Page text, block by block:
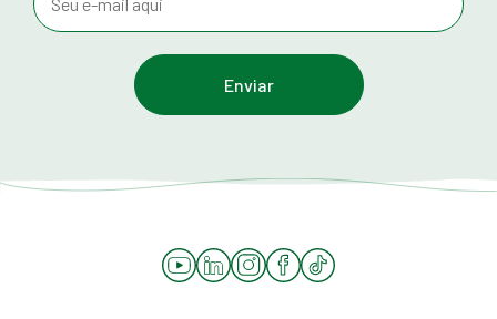
YouTube
LinkedInInstagramFacebook
Tiktok